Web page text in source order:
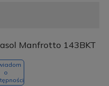
Manfrotto 143BKT
o